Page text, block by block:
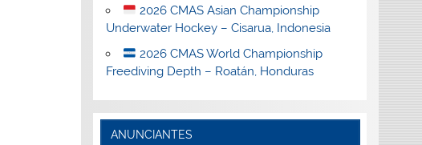
2026 CMAS Asian Championship
Underwater Hockey – Cisarua, Indonesia
2026 CMAS World Championship
Freediving Depth – Roatán, Honduras
ANUNCIANTES